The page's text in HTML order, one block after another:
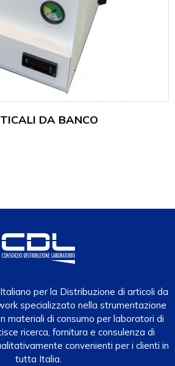
DA BANCO
per la Distribuzione di articoli da
specializzato nella strumentazione
materiali di consumo per laboratori di
ricerca, fornitura e consulenza di
convenienti per i clienti in
tutta Italia.